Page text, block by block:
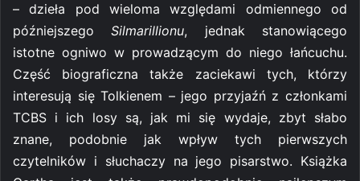
– dzieła pod wieloma względami odmiennego od
późniejszegoSilmarillionu, jednak stanowiącego
istotne ogniwo w prowadzącym do niego łańcuchu.
Część biograficzna także zaciekawi tych, którzy
interesują się Tolkienem – jego przyjaźń z członkami
TCBS i ich losy są, jak mi się wydaje, zbyt słabo
znane, podobnie jak wpływ tych pierwszych
czytelników i słuchaczy na jego pisarstwo. Książka